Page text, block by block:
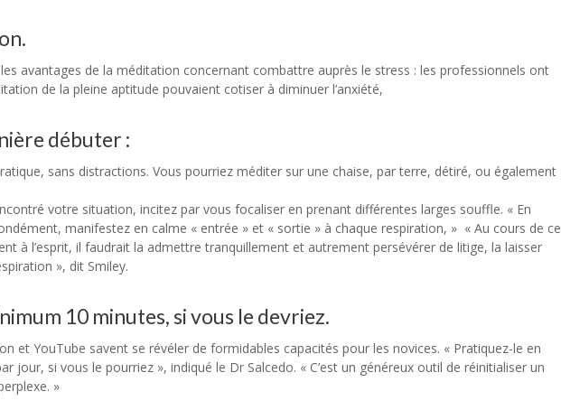
avantages de la méditation concernant combattre auprès le stress : les professionnels ont
de la pleine aptitude pouvaient cotiser à diminuer l’anxiété,
débuter :
sans distractions. Vous pourriez méditer sur une chaise, par terre, détiré, ou également
votre situation, incitez par vous focaliser en prenant différentes larges souffle. « En
manifestez en calme « entrée » et « sortie » à chaque respiration, » « Au cours de ce
à l’esprit, il faudrait la admettre tranquillement et autrement persévérer de litige, la laisser
», dit Smiley.
10 minutes, si vous le devriez.
et YouTube savent se révéler de formidables capacités pour les novices. « Pratiquez-le en
jour, si vous le pourriez », indiqué le Dr Salcedo. « C’est un généreux outil de réinitialiser un
»